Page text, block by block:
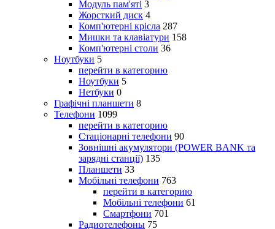
Модуль пам'яті 3
Жорсткий диск 4
Комп'ютерні крісла 287
Мишки та клавіатури 158
Комп'ютерні столи 36
Ноутбуки 5
перейти в категорию
Ноутбуки 5
Нетбуки 0
Графічні планшети 8
Телефони 1099
перейти в категорию
Стаціонарні телефони 90
Зовнішні акумулятори (POWER BANK та
зарядні станції) 135
Планшети 33
Мобільні телефони 763
перейти в категорию
Мобільні телефони 61
Смартфони 701
Радиотелефоны 75